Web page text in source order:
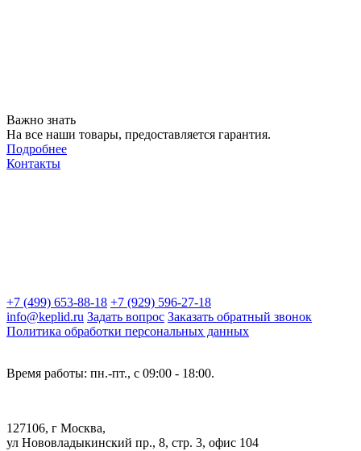
Важно знать
На все наши товары, предоставляется гарантия.
Подробнее
Контакты
+7 (499) 653-88-18 +7 (929) 596-27-18
info@keplid.ru Задать вопрос Заказать обратный звонок
Политика обработки персональных данных
Время работы: пн.-пт., с 09:00 - 18:00.
127106, г Москва,
ул Нововладыкинский пр., 8, стр. 3, офис 104